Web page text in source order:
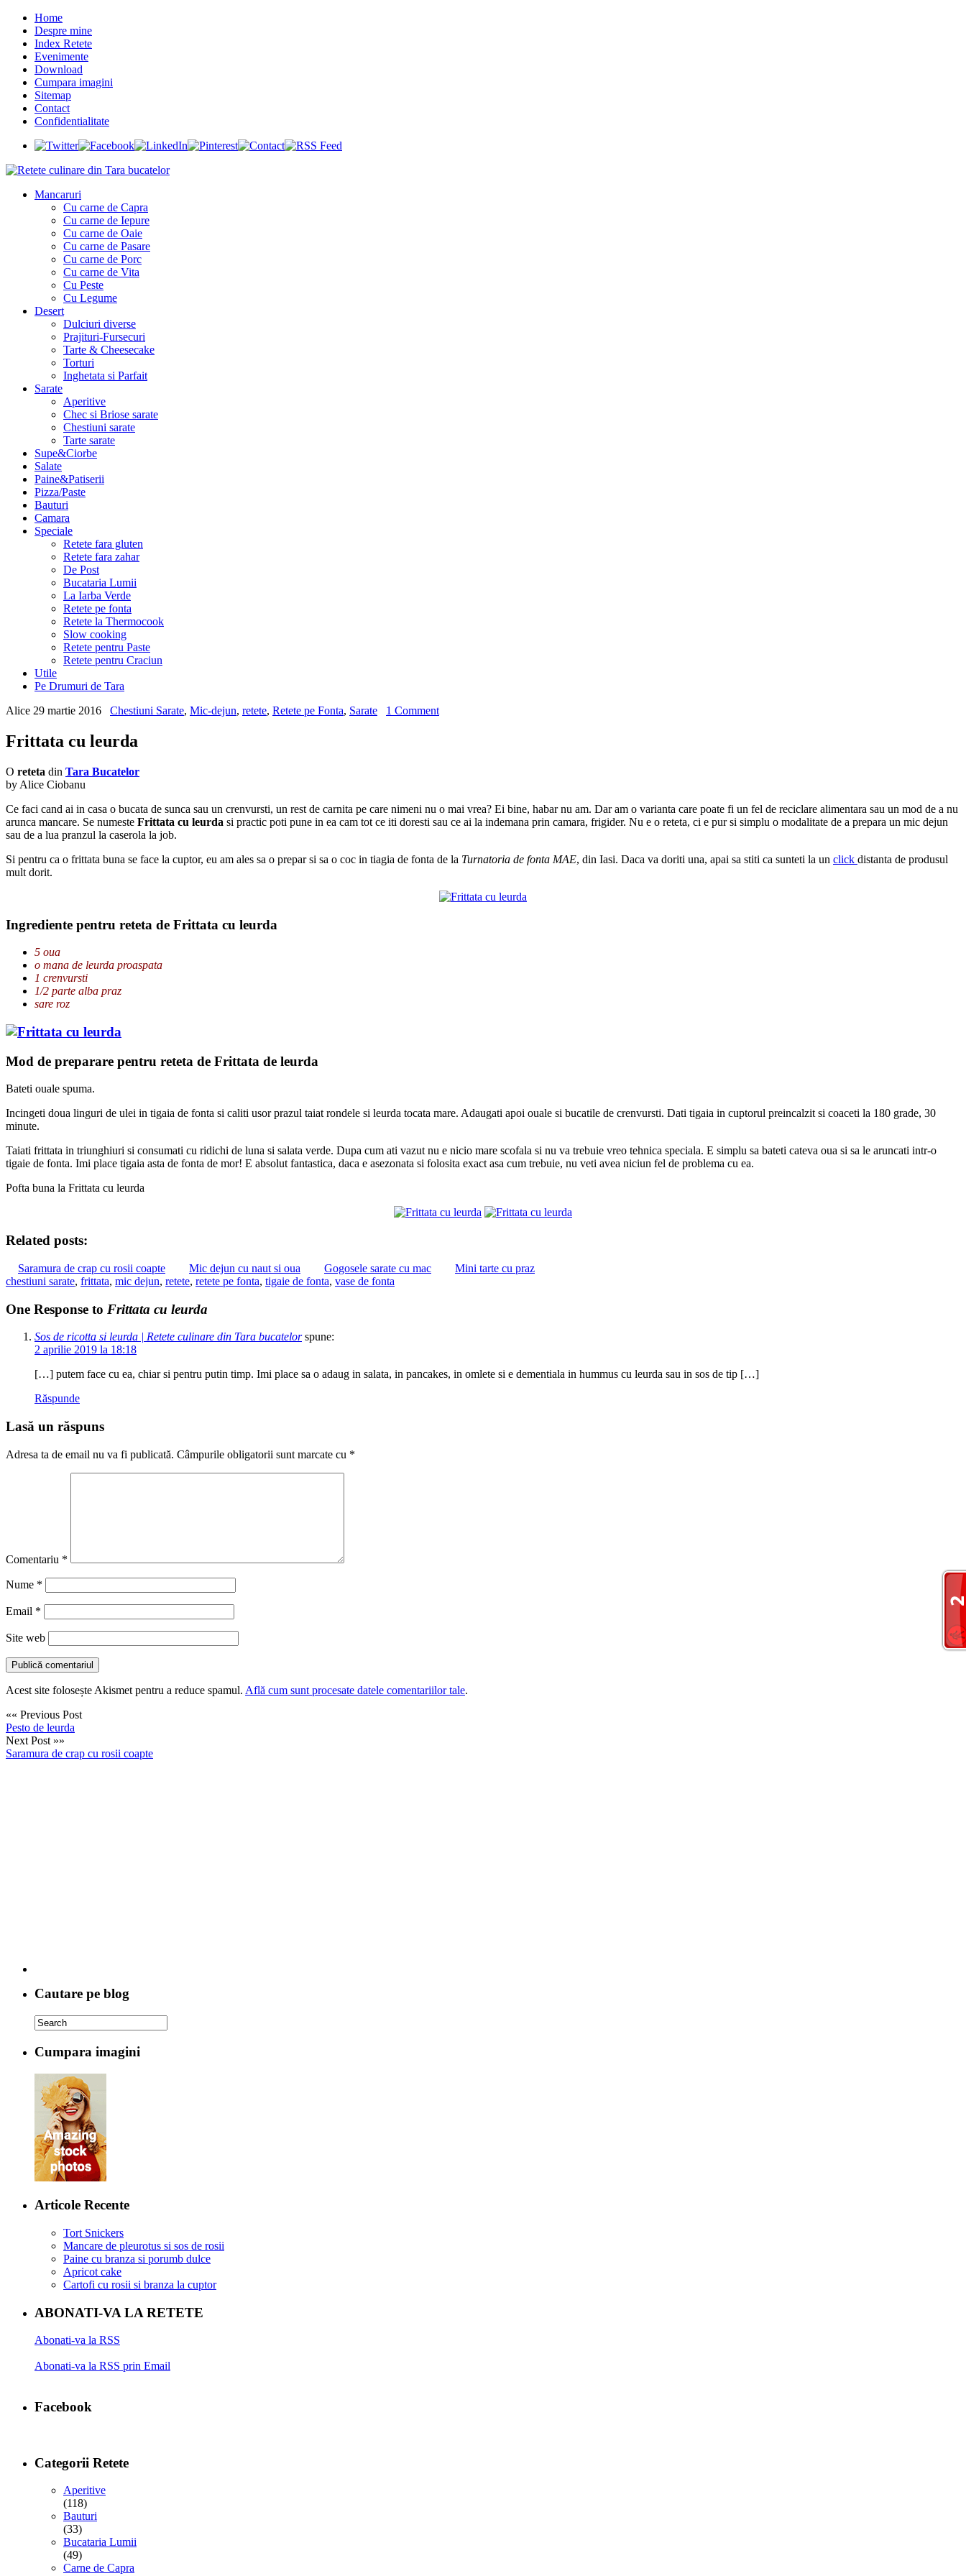
Home
Despre mine
Index Retete
Evenimente
Download
Cumpara imagini
Sitemap
Contact
Confidentialitate
Mancaruri
Cu carne de Capra
Cu carne de Iepure
Cu carne de Oaie
Cu carne de Pasare
Cu carne de Porc
Cu carne de Vita
Cu Peste
Cu Legume
Desert
Dulciuri diverse
Prajituri-Fursecuri
Tarte & Cheesecake
Torturi
Inghetata si Parfait
Sarate
Aperitive
Chec si Briose sarate
Chestiuni sarate
Tarte sarate
Supe&Ciorbe
Salate
Paine&Patiserii
Pizza/Paste
Bauturi
Camara
Speciale
Retete fara gluten
Retete fara zahar
De Post
Bucataria Lumii
La Iarba Verde
Retete pe fonta
Retete la Thermocook
Slow cooking
Retete pentru Paste
Retete pentru Craciun
Utile
Pe Drumuri de Tara
Alice 29 martie 2016 Chestiuni Sarate, Mic-dejun, retete, Retete pe Fonta, Sarate 1 Comment
Frittata cu leurda
O reteta din Tara Bucatelor
by Alice Ciobanu
Ce faci cand ai in casa o bucata de sunca sau un crenvursti, un rest de carnita pe care nimeni nu o mai vrea? Ei bine, habar nu am. Dar am o varianta care poate fi un fel de reciclare alimentara sau un mod de a nu
arunca mancare. Se numeste Frittata cu leurda si practic poti pune in ea cam tot ce iti doresti sau ce ai la indemana prin camara, frigider. Nu e o reteta, ci e pur si simplu o modalitate de a prepara un mic dejun
sau de a lua pranzul la caserola la job.
Si pentru ca o frittata buna se face la cuptor, eu am ales sa o prepar si sa o coc in tiagia de fonta de la Turnatoria de fonta MAE, din Iasi. Daca va doriti una, apai sa stiti ca sunteti la un click distanta de produsul
mult dorit.
Ingrediente pentru reteta de Frittata cu leurda
5 oua
o mana de leurda proaspata
1 crenvursti
1/2 parte alba praz
sare roz
Mod de preparare pentru reteta de Frittata de leurda
Bateti ouale spuma.
Incingeti doua linguri de ulei in tigaia de fonta si caliti usor prazul taiat rondele si leurda tocata mare. Adaugati apoi ouale si bucatile de crenvursti. Dati tigaia in cuptorul preincalzit si coaceti la 180 grade, 30
minute.
Taiati frittata in triunghiuri si consumati cu ridichi de luna si salata verde. Dupa cum ati vazut nu e nicio mare scofala si nu va trebuie vreo tehnica speciala. E simplu sa bateti cateva oua si sa le aruncati intr-o
tigaie de fonta. Imi place tigaia asta de fonta de mor! E absolut fantastica, daca e asezonata si folosita exact asa cum trebuie, nu veti avea niciun fel de problema cu ea.
Pofta buna la Frittata cu leurda
Related posts:
Saramura de crap cu rosii coapte Mic dejun cu naut si oua Gogosele sarate cu mac
Mini tarte cu praz
chestiuni sarate, frittata, mic dejun, retete, retete pe fonta, tigaie de fonta, vase de fonta
One Response to Frittata cu leurda
Sos de ricotta si leurda | Retete culinare din Tara bucatelor spune:
2 aprilie 2019 la 18:18
[…] putem face cu ea, chiar si pentru putin timp. Imi place sa o adaug in salata, in pancakes, in omlete si e dementiala in hummus cu leurda sau in sos de tip […]
Răspunde
Lasă un răspuns
Adresa ta de email nu va fi publicată. Câmpurile obligatorii sunt marcate cu *
Comentariu *
Nume *
Email *
Site web
Acest site folosește Akismet pentru a reduce spamul. Află cum sunt procesate datele comentariilor tale.
«« Previous Post
Pesto de leurda
Next Post »»
Saramura de crap cu rosii coapte
Cautare pe blog
Cumpara imagini
Articole Recente
Tort Snickers
Mancare de pleurotus si sos de rosii
Paine cu branza si porumb dulce
Apricot cake
Cartofi cu rosii si branza la cuptor
ABONATI-VA LA RETETE
Abonati-va la RSS
Abonati-va la RSS prin Email
Facebook
Categorii Retete
Aperitive
(118)
Bauturi
(33)
Bucataria Lumii
(49)
Carne de Capra